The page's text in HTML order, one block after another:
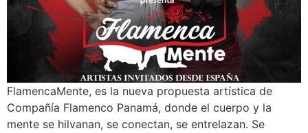
FlamencaMente, es la nueva propuesta artística de
Compañía Flamenco Panamá, donde el cuerpo y la
mente se hilvanan, se conectan, se entrelazan. Se